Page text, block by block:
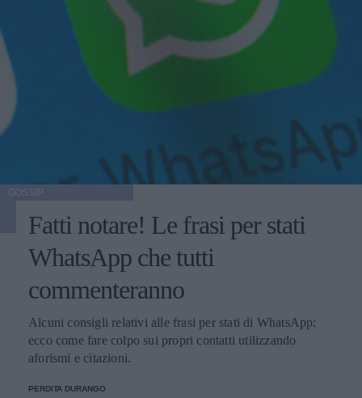
Fatti notare! Le frasi per stati
WhatsApp che tutti
commenteranno
Alcuni consigli relativi alle frasi per stati di WhatsApp:
ecco come fare colpo sui propri contatti utilizzando
aforismi e citazioni.
PERDITA DURANGO